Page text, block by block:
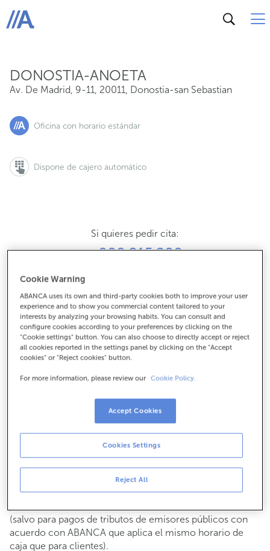
ABANCA
DONOSTIA-ANOETA
Av. De Madrid, 9-11, 20011, Donostia-san Sebastian
Oficina con horario estándar
Dispone de cajero automático
Si quieres pedir cita:
900 815 200
943460877
Cómo llegar
Gestiones comerciales
8:15 a 14:00.
cita previay te atenderemos el día y hora
Operaciones con efectivo
Clientes: de lunes a viernes de 8:15 a 11:00
Si no eres cliente, el horario de caja será losmartes y
(salvo para pagos de tributos de emisores públicos con
acuerdo con ABANCA que aplica el mismo horario de
caja que para clientes).
Cookie Warning
ABANCA uses its own and third-party cookies both to improve your user
experience and to show you commercial content tailored to your
interests by analyzing your browsing habits. You can consult and
configure cookies according to your preferences by clicking on the
"Cookie settings" button. You can also choose to directly accept or reject
all cookies reported in the settings panel by clicking on the "Accept
cookies" or "Reject cookies" button.
For more information, please review our Cookie Policy.
Reject All
Cookies Settings
Accept Cookies
Av. De Madrid, 9-11, 20011, Donostia-san Sebastian